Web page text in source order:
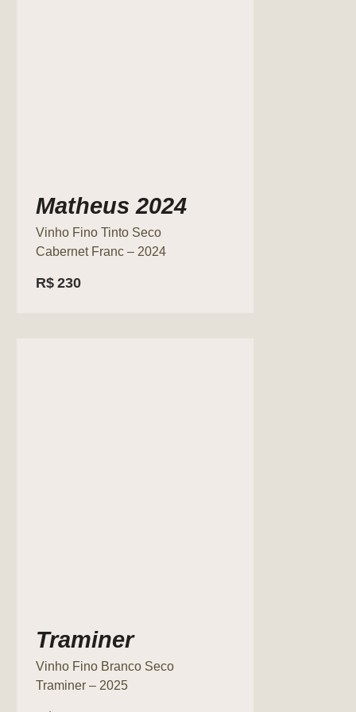
Matheus 2024
Vinho Fino Tinto Seco
Cabernet Franc – 2024
R$ 230
Traminer
Vinho Fino Branco Seco
Traminer – 2025